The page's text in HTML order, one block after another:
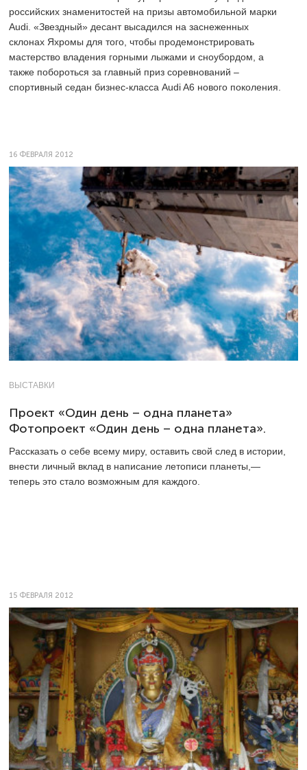
российских знаменитостей на призы автомобильной марки
Audi. «Звездный» десант высадился на заснеженных
склонах Яхромы для того, чтобы продемонстрировать
мастерство владения горными лыжами и сноубордом, а
также побороться за главный приз соревнований –
спортивный седан бизнес-класса Audi A6 нового поколения.
16 ФЕВРАЛЯ 2012
ВЫСТАВКИ
Проект «Один день – одна планета»
Фотопроект «Один день – одна планета».
Рассказать о себе всему миру, оставить свой след в истории,
внести личный вклад в написание летописи планеты,—
теперь это стало возможным для каждого.
15 ФЕВРАЛЯ 2012